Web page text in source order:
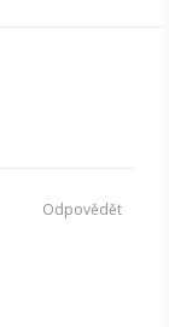
Odpovědět